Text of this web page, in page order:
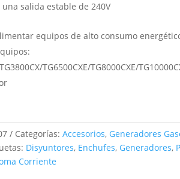
salida estable de 240V
equipos de alto consumo
TG6500CXE/TG8000CXE/
Categorías: Accesorios, Generadores
Disyuntores, Enchufes, Generadores,
Corriente